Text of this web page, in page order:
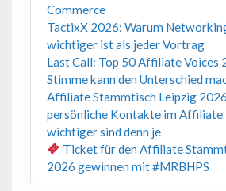
Commerce
TactixX 2026: Warum
wichtiger ist als jeder Vortrag
Last Call: Top 50 Affiliate Voices
Stimme kann den Unterschied
Affiliate Stammtisch Leipzig
persönliche Kontakte im
wichtiger sind denn je
Ticket für den Affiliate
2026 gewinnen mit #MRBHPS